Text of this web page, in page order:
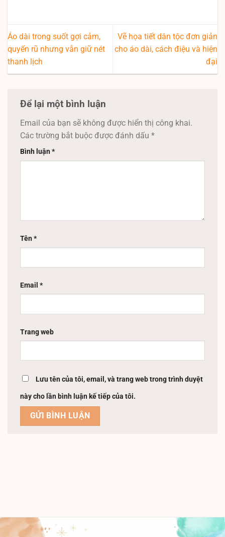
Áo dài trong suốt gợi cảm,
quyến rũ nhưng vẫn giữ nét
thanh lịch
Vẽ họa tiết dân tộc đơn giản
cho áo dài, cách điệu và hiện
đại
Để lại một bình luận
Email của bạn sẽ không được hiển thị công khai.
Các trường bắt buộc được đánh dấu *
Bình luận*
Tên*
Email *
Trang web
Lưu tên của tôi, email, và trang web trong trình duyệt
này cho lần bình luận kế tiếp của tôi.